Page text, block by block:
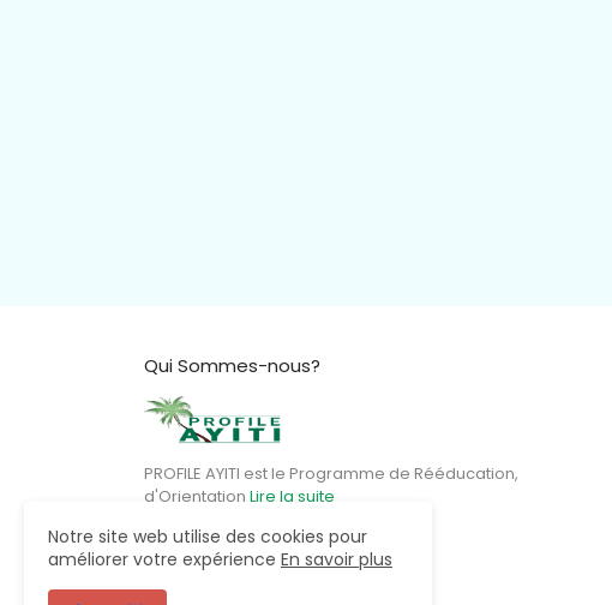
Qui Sommes-nous?
PROFILE AYITI est le Programme de Rééducation,
d'Orientation Lire la suite
Notre site web utilise des cookies pour
améliorer votre expérience En savoir plus